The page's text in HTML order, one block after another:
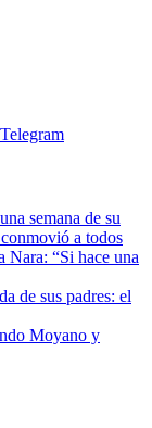
Telegram
semana de su
a todos
Nara: “Si hace una
de sus padres: el
Moyano y